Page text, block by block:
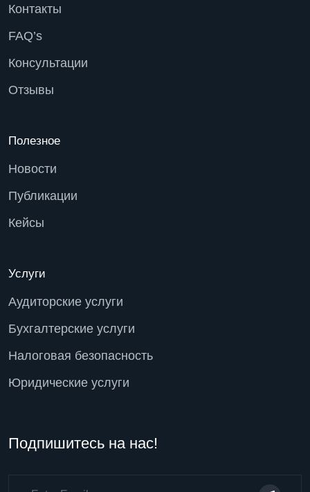
Контакты
FAQ’s
Консультации
Отзывы
Полезное
Новости
Публикации
Кейсы
Услуги
Аудиторские услуги
Бухгалтерские услуги
Налоговая безопасность
Юридические услуги
Подпишитесь на нас!